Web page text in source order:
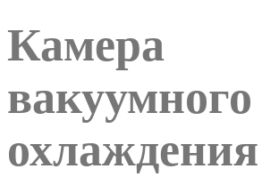
Камера
вакуумного